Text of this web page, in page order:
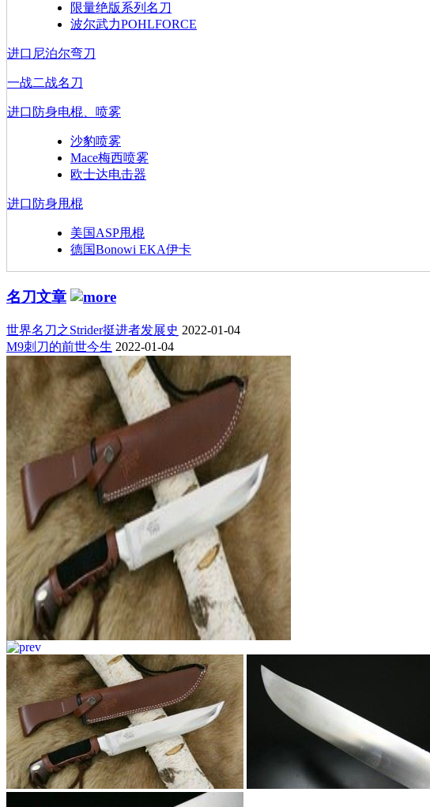
限量绝版系列名刀
波尔武力POHLFORCE
进口尼泊尔弯刀
一战二战名刀
进口防身电棍、喷雾
沙豹喷雾
Mace梅西喷雾
欧士达电击器
进口防身甩棍
美国ASP甩棍
德国Bonowi EKA伊卡
名刀文章
世界名刀之Strider挺进者发展史 2022-01-04
M9刺刀的前世今生 2022-01-04